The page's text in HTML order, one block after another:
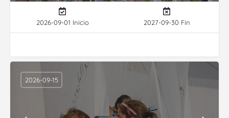
2026-09-01 Inicio 2027-09-30 Fin
2026-09-15